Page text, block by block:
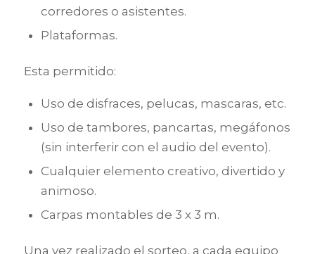
corredores o asistentes.
Plataformas.
Esta permitido:
Uso de disfraces, pelucas, mascaras, etc.
Uso de tambores, pancartas, megáfonos
(sin interferir con el audio del evento).
Cualquier elemento creativo, divertido y
animoso.
Carpas montables de 3 x 3 m.
Una vez realizado el sorteo, a cada equipo